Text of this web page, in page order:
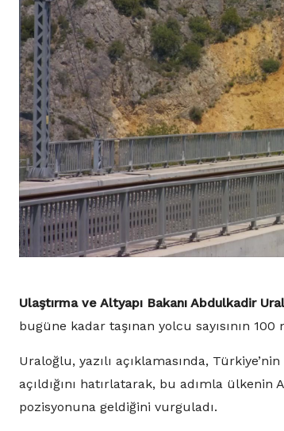
Ulaştırma ve Altyapı Bakanı Abdulkadir
bugüne kadar taşınan yolcu sayısının 100
Uraloğlu, yazılı açıklamasında,
açıldığını hatırlatarak, bu adımla
pozisyonuna geldiğini vurguladı.